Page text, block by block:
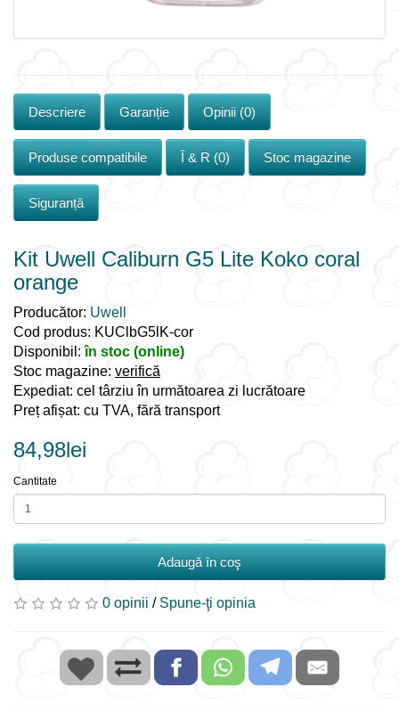
Descriere Garanție Opinii (0)
Produse compatibile Î & R (0) Stoc magazine
Siguranță
Kit Uwell Caliburn G5 Lite Koko coral
orange
Producător: Uwell
Cod produs: KUClbG5lK-cor
Disponibil:în stoc (online)
Stoc magazine: verifică
Expediat: cel târziu în următoarea zi lucrătoare
Preț afișat: cu TVA, fără transport
84,98lei
Cantitate
Adaugă în coş
0 opinii / Spune-ţi opinia